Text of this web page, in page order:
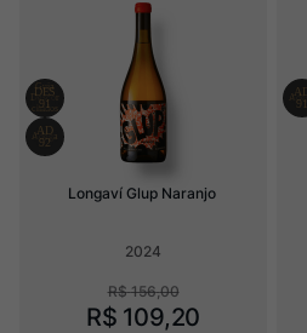
Longaví Glup Naranjo
2024
R$ 156,00
R$ 109,20
Champagne
10 Ver Sacrum